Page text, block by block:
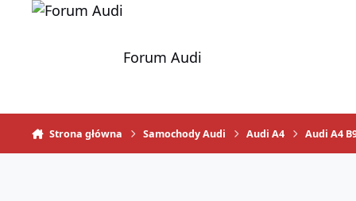
Skocz do zawartości
Forum Audi
Strona główna Samochody Audi Audi A4 Audi A4